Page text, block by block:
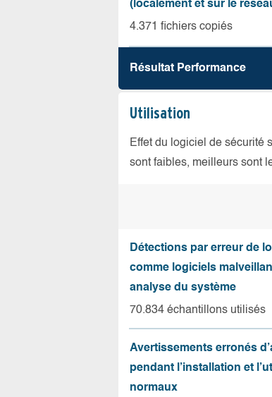
(localement et sur le
4.371 fichiers copiés
Résultat Performance
Utilisation
Effet du logiciel de sécurité
sont faibles, meilleurs sont
Détections par erreur de
comme logiciels
analyse du système
70.834 échantillons utilisés
Avertissements erronés
pendant l’installation et
normaux